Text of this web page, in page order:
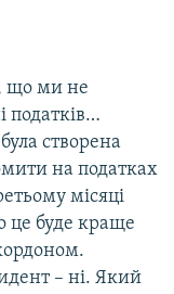
що ми не
податків…
створена
на податках
місяці
це буде краще
– ні. Який